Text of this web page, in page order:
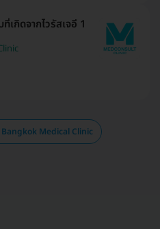
กิดจากไวรัสเจอี 1
Medical Clinic